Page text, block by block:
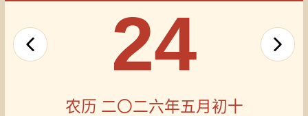
24
农历 二〇二六年五月初十